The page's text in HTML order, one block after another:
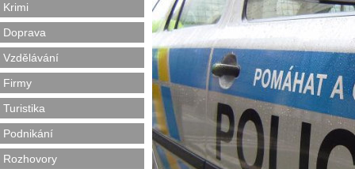
Krimi
Doprava
Vzdělávání
Firmy
Turistika
Podnikání
Rozhovory